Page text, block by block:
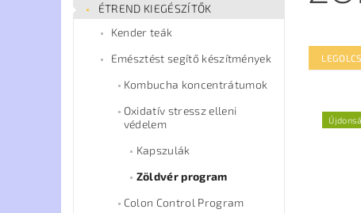
ÉTREND KIEGÉSZÍTŐK
Kender teák
Emésztést segítő készítmények
Kombucha koncentrátumok
Oxidatív stressz elleni
védelem
Kapszulák
Zöldvér program
Colon Control Program